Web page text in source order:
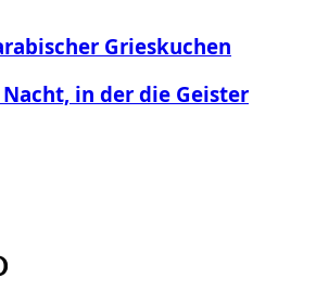
Grieskuchen
in der die Geister